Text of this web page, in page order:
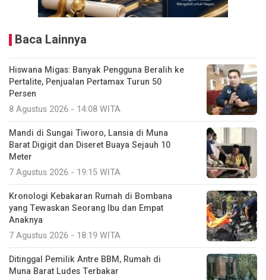
Baca Lainnya
Hiswana Migas: Banyak Pengguna Beralih ke
Pertalite, Penjualan Pertamax Turun 50
Persen
8 Agustus 2026 - 14:08 WITA
Mandi di Sungai Tiworo, Lansia di Muna
Barat Digigit dan Diseret Buaya Sejauh 10
Meter
7 Agustus 2026 - 19:15 WITA
Kronologi Kebakaran Rumah di Bombana
yang Tewaskan Seorang Ibu dan Empat
Anaknya
7 Agustus 2026 - 18:19 WITA
Ditinggal Pemilik Antre BBM, Rumah di
Muna Barat Ludes Terbakar